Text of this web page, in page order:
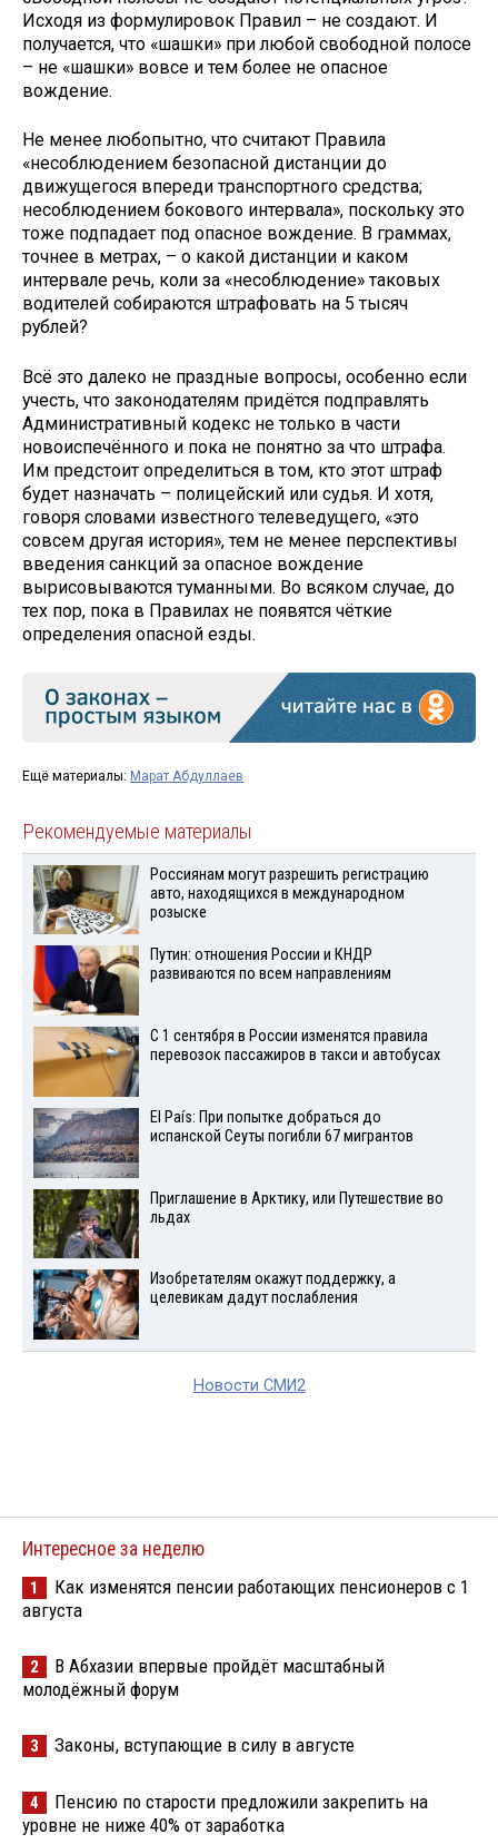
Исходя из формулировок Правил – не создают. И
получается, что «шашки» при любой свободной полосе
– не «шашки» вовсе и тем более не опасное
вождение.
Не менее любопытно, что считают Правила
«несоблюдением безопасной дистанции до
движущегося впереди транспортного средства;
несоблюдением бокового интервала», поскольку это
тоже подпадает под опасное вождение. В граммах,
точнее в метрах, – о какой дистанции и каком
интервале речь, коли за «несоблюдение» таковых
водителей собираются штрафовать на 5 тысяч
рублей?
Всё это далеко не праздные вопросы, особенно если
учесть, что законодателям придётся подправлять
Административный кодекс не только в части
новоиспечённого и пока не понятно за что штрафа.
Им предстоит определиться в том, кто этот штраф
будет назначать – полицейский или судья. И хотя,
говоря словами известного телеведущего, «это
совсем другая история», тем не менее перспективы
введения санкций за опасное вождение
вырисовываются туманными. Во всяком случае, до
тех пор, пока в Правилах не появятся чёткие
определения опасной езды.
Ещё материалы: Марат Абдуллаев
Рекомендуемые материалы
Россиянам могут разрешить регистрацию
авто, находящихся в международном
розыске
Путин: отношения России и КНДР
развиваются по всем направлениям
С 1 сентября в России изменятся правила
перевозок пассажиров в такси и автобусах
El País: При попытке добраться до
испанской Сеуты погибли 67 мигрантов
Приглашение в Арктику, или Путешествие во
льдах
Изобретателям окажут поддержку, а
целевикам дадут послабления
Новости СМИ2
Интересное за неделю
1
Как изменятся пенсии работающих пенсионеров с 1
августа
2
В Абхазии впервые пройдёт масштабный
молодёжный форум
3 Законы, вступающие в силу в августе
4
Пенсию по старости предложили закрепить на
уровне не ниже 40% от заработка